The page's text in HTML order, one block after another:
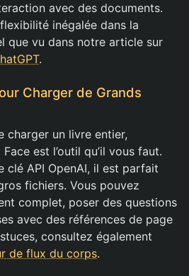
avec des documents.
inégalée dans la
que vu dans notre article sur
.
Charger de Grands
charger un livre entier,
est l’outil qu’il vous faut.
clé API OpenAI, il est parfait
fichiers. Vous pouvez
complet, poser des questions
avec des références de page
consultez également
de flux du corps.